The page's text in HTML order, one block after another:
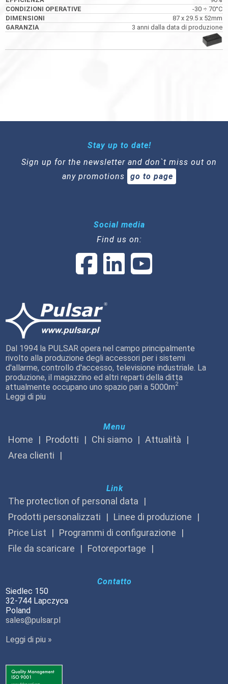
-30 ÷ 70°C
87 x 29.5 x 52mm
3 anni dalla data di produzione
Stay up to date!
Sign up for the newsletter and don`t miss out on
any promotions
go to page
Social media
Find us on:
Dal 1994 la PULSAR opera nel campo principalmente
rivolto alla produzione degli accessori per i sistemi
d'allarme, controllo d'accesso, televisione industriale. La
produzione, il magazzino ed altri reparti della ditta
attualmente occupano uno spazio pari a 5000m2
Leggi di piu
Menu
Home Prodotti Chi siamo
Attualità
Area clienti
Link
The protection of personal data
Prodotti personalizzati
Linee di produzione
Price List
Programmi di configurazione
File da scaricare
Fotoreportage
Contatto
Siedlec 150
32-744 Lapczyca
Poland
sales@pulsar.pl
Leggi di piu »